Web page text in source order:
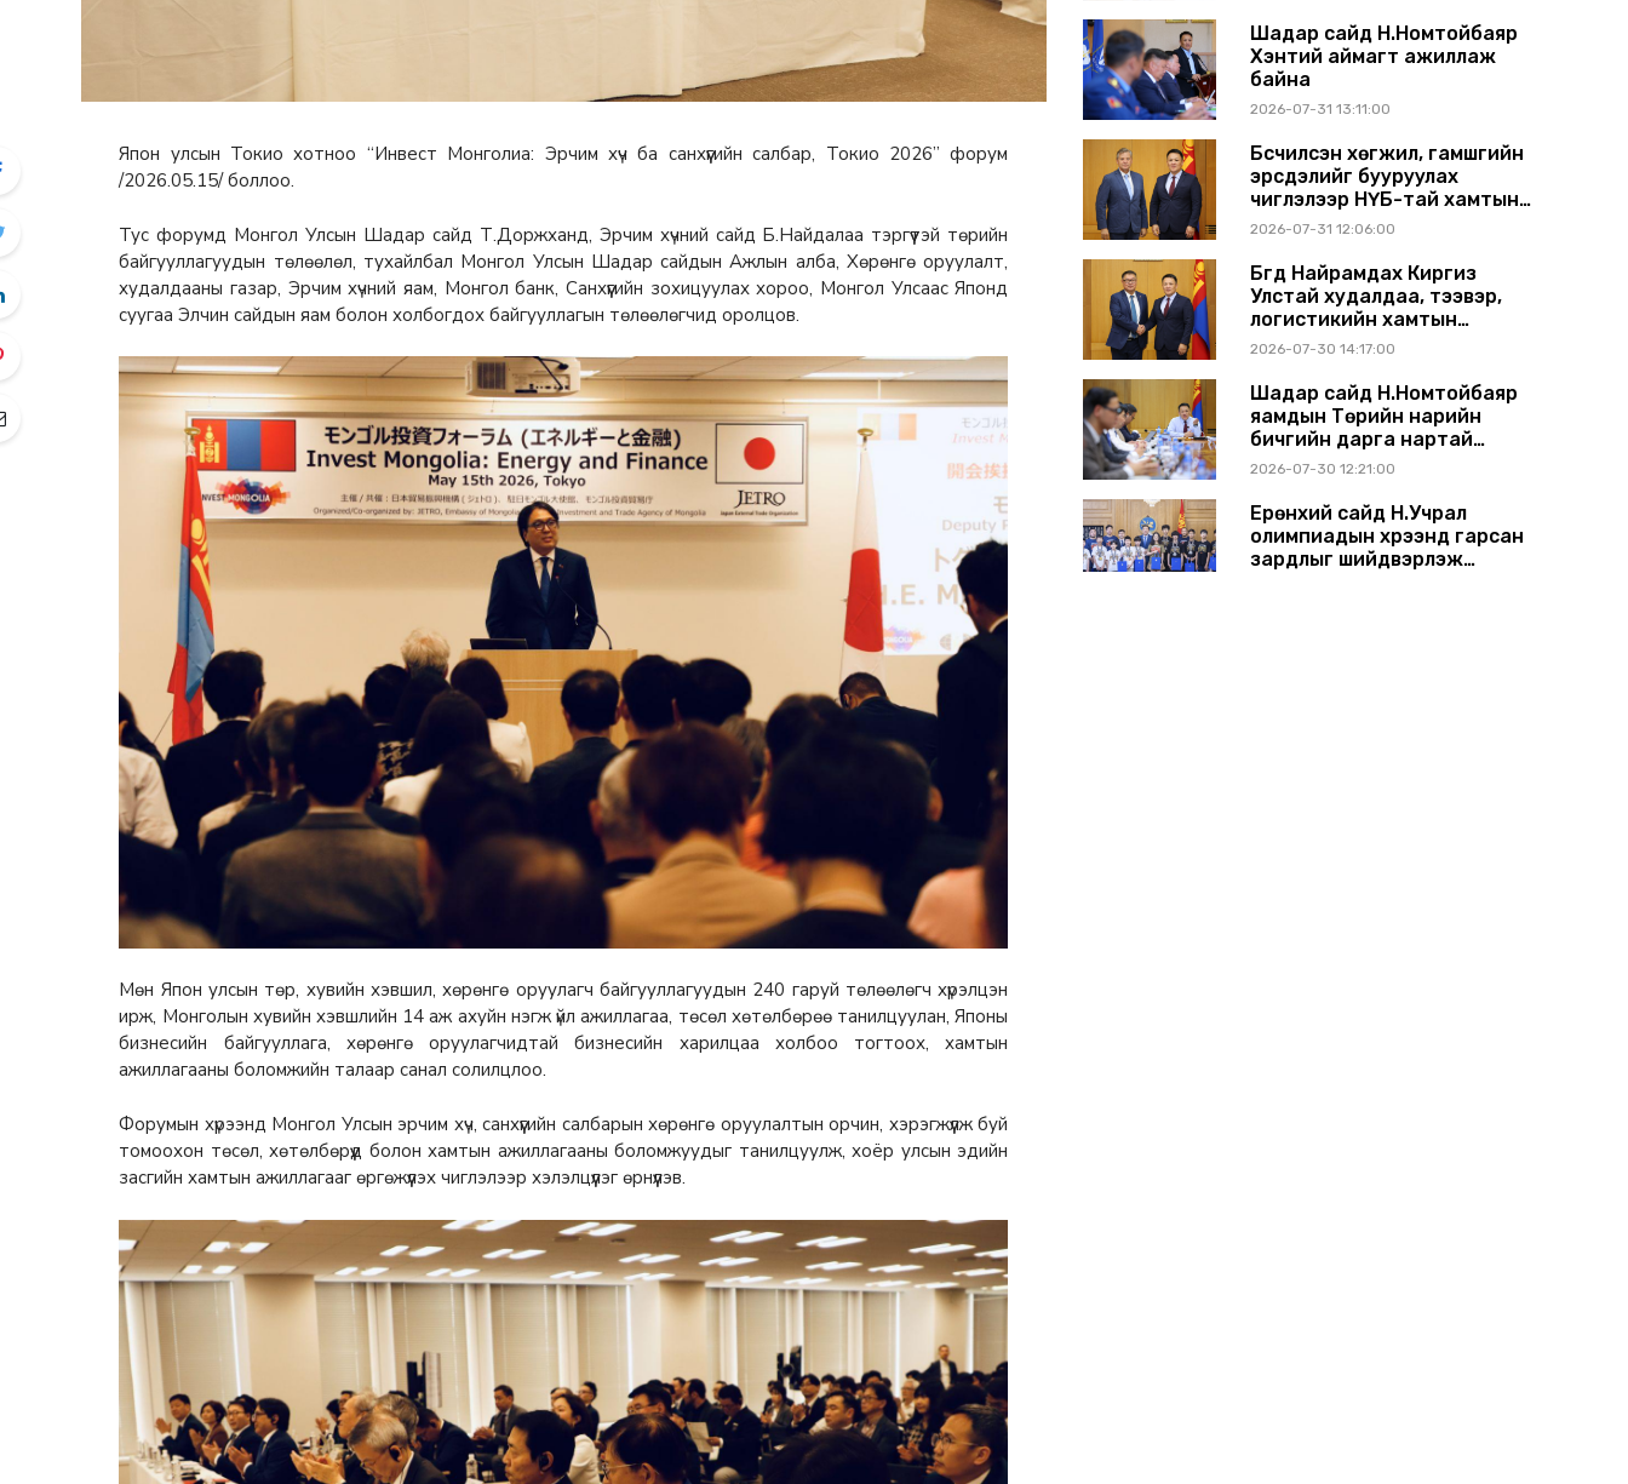
Япон улсын Токио хотноо “Инвест Монголиа: Эрчим хүч ба санхүүгийн салбар, Токио 2026” форум
/2026.05.15/ боллоо.
Тус форумд Монгол Улсын Шадар сайд Т.Доржханд, Эрчим хүчний сайд Б.Найдалаа тэргүүтэй төрийн
байгууллагуудын төлөөлөл, тухайлбал Монгол Улсын Шадар сайдын Ажлын алба, Хөрөнгө оруулалт,
худалдааны газар, Эрчим хүчний яам, Монгол банк, Санхүүгийн зохицуулах хороо, Монгол Улсаас Японд
суугаа Элчин сайдын яам болон холбогдох байгууллагын төлөөлөгчид оролцов.
Мөн Япон улсын төр, хувийн хэвшил, хөрөнгө оруулагч байгууллагуудын 240 гаруй төлөөлөгч хүрэлцэн
ирж, Монголын хувийн хэвшлийн 14 аж ахуйн нэгж үйл ажиллагаа, төсөл хөтөлбөрөө танилцуулан, Японы
бизнесийн байгууллага, хөрөнгө оруулагчидтай бизнесийн харилцаа холбоо тогтоох, хамтын
ажиллагааны боломжийн талаар санал солилцлоо.
Форумын хүрээнд Монгол Улсын эрчим хүч, санхүүгийн салбарын хөрөнгө оруулалтын орчин, хэрэгжүүлж буй
томоохон төсөл, хөтөлбөрүүд болон хамтын ажиллагааны боломжуудыг танилцуулж, хоёр улсын эдийн
засгийн хамтын ажиллагааг өргөжүүлэх чиглэлээр хэлэлцүүлэг өрнүүлэв.
Шадар сайд Н.Номтойбаяр
Хэнтий аймагт ажиллаж
байна
2026-07-31 13:11:00
Бүсчилсэн хөгжил, гамшгийн
эрсдэлийг бууруулах
чиглэлээр НҮБ-тай хамтын
ажиллагаагаа өргөжүүлэхээр
2026-07-31 12:06:00
Бүгд Найрамдах Киргиз
Улстай худалдаа, тээвэр,
логистикийн хамтын
ажиллагааг өргөжүүлнэ
2026-07-30 14:17:00
Шадар сайд Н.Номтойбаяр
яамдын Төрийн нарийн
бичгийн дарга нартай
шуурхай хуралдлаа
2026-07-30 12:21:00
Ерөнхий сайд Н.Учрал
олимпиадын хүрээнд гарсан
зардлыг шийдвэрлэж